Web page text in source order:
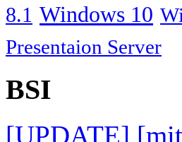
8.1 Windows 10
Presentaion Server
BSI
[UPDATE]